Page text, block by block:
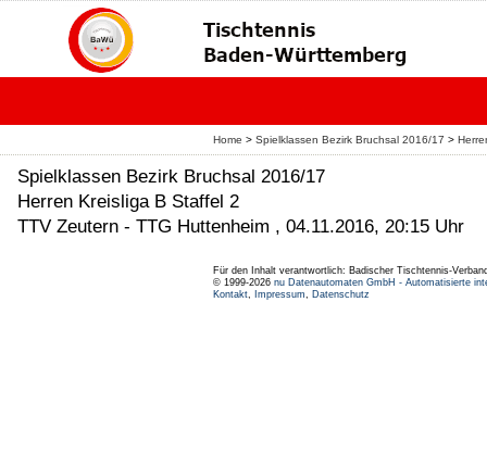
Home > Spielklassen Bezirk Bruchsal 2016/17 >
Spielklassen Bezirk Bruchsal 2016/17
Herren Kreisliga B Staffel 2
TTV Zeutern - TTG Huttenheim , 04.11.2016, 20:15 Uhr
Für den Inhalt verantwortlich: Badischer Tischtennis-
© 1999-2026 nu Datenautomaten GmbH - Automatisierte
Kontakt, Impressum, Datenschutz